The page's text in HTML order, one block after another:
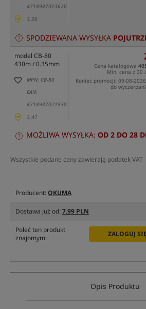
4718947013620
3,20
SPODZIEWANA WYSYŁKA
model CB-80
430m / 0.35mm
MPN: CB-80
EAN:
4718947021830
3,47
Cena katalogowa
Min. cena z 30
Koniec promocji: 09-08-
do
MOŻLIWA WYSYŁKA: OD 2 DO 28
Wszystkie podane ceny zawierają podatek VAT
Producent:OKUMA
Dostawa już od:7.99 PLN
Poleć ten produkt
znajomym:
ZALOGUJ
Opis Produktu